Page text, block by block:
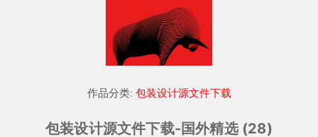
作品分类: 包装设计源文件下载
包装设计源文件下载-国外精选 (28)